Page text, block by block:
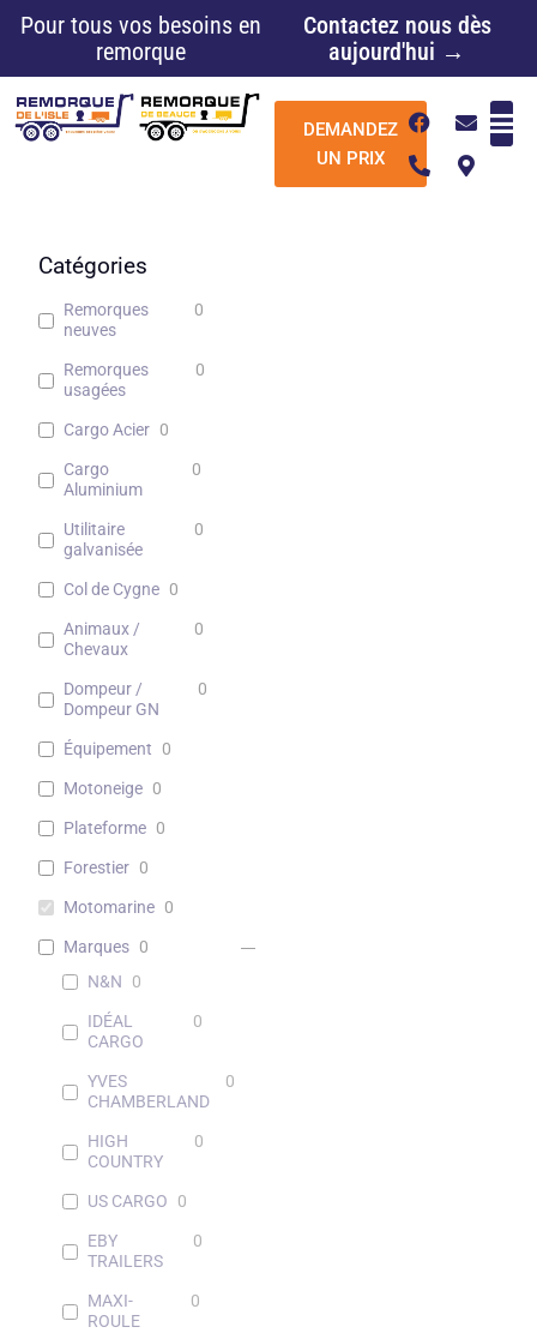
Pour tous vos besoins en
remorque
Contactez nous dès
aujourd'hui →
DEMANDEZ
UN PRIX
F
a
e
E
n
v
e
P
h
n
M
a
p
-
Catégories
Remorques
neuves
0
Remorques
usagées
0
Cargo Acier 0
Cargo
Aluminium
0
Utilitaire
galvanisée
0
Col de Cygne 0
Animaux /
Chevaux
0
Dompeur /
Dompeur GN
0
Équipement 0
Motoneige 0
Plateforme 0
Forestier 0
Motomarine 0
Marques 0
N&N
0
IDÉAL
CARGO
0
YVES
CHAMBERLAND
0
HIGH
COUNTRY
0
US CARGO 0
EBY
TRAILERS
0
MAXI-
ROULE
0